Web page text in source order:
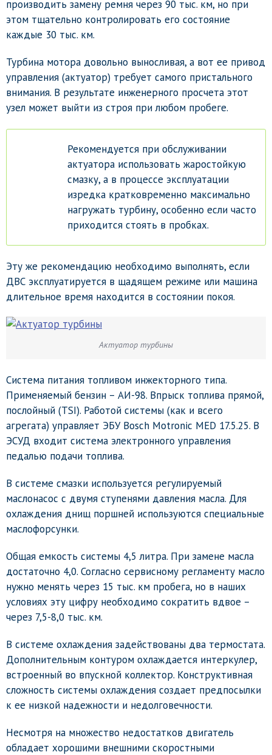
производить замену ремня через 90 тыс. км, но при
этом тщательно контролировать его состояние
каждые 30 тыс. км.
Турбина мотора довольно выносливая, а вот ее привод
управления (актуатор) требует самого пристального
внимания. В результате инженерного просчета этот
узел может выйти из строя при любом пробеге.
Рекомендуется при обслуживании
актуатора использовать жаростойкую
смазку, а в процессе эксплуатации
изредка кратковременно максимально
нагружать турбину, особенно если часто
приходится стоять в пробках.
Эту же рекомендацию необходимо выполнять, если
ДВС эксплуатируется в щадящем режиме или машина
длительное время находится в состоянии покоя.
Актуатор турбины
Система питания топливом инжекторного типа.
Применяемый бензин – АИ-98. Впрыск топлива прямой,
послойный (TSI). Работой системы (как и всего
агрегата) управляет ЭБУ Bosch Motronic MED 17.5.25. В
ЭСУД входит система электронного управления
педалью подачи топлива.
В системе смазки используется регулируемый
маслонасос с двумя ступенями давления масла. Для
охлаждения днищ поршней используются специальные
маслофорсунки.
Общая емкость системы 4,5 литра. При замене масла
достаточно 4,0. Согласно сервисному регламенту масло
нужно менять через 15 тыс. км пробега, но в наших
условиях эту цифру необходимо сократить вдвое –
через 7,5-8,0 тыс. км.
В системе охлаждения задействованы два термостата.
Дополнительным контуром охлаждается интеркулер,
встроенный во впускной коллектор. Конструктивная
сложность системы охлаждения создает предпосылки
к ее низкой надежности и недолговечности.
Несмотря на множество недостатков двигатель
обладает хорошими внешними скоростными